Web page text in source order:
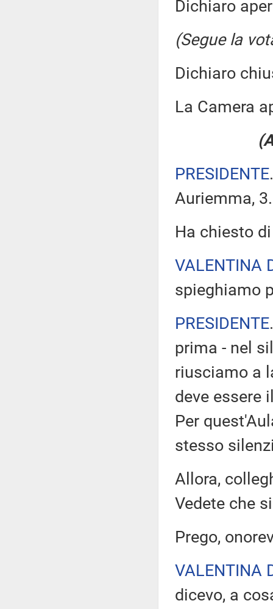
Dichiaro
(Segue la
Dichiaro
La Camera
PRESIDENTE
Auriemma,
Ha chiesto
VALENTINA
spieghiamo
PRESIDENTE
prima - nel
riusciamo a
deve essere
Per
stesso
Allora,
Vedete che
Prego,
VALENTINA
dicevo, a